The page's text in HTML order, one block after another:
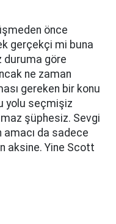
önce
gerçekçi mi buna
duruma göre
ne zaman
gereken bir konu
yolu seçmişiz
şüphesiz. Sevgi
amacı da sadece
aksine. Yine Scott